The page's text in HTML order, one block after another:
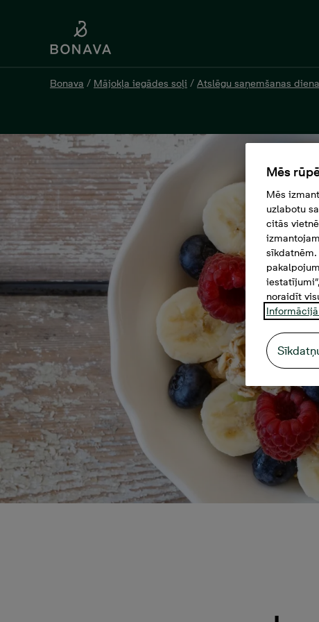
Bonava / Mājokļa iegādes soļi / Atslēgu saņemšanas diena
Mēs
Mēs
uzlabotu
citās
sīkdatnēm.
noraidīt